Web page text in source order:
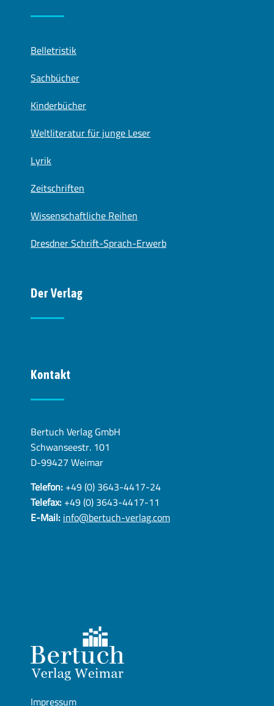
Belletristik
Sachbücher
Kinderbücher
Weltliteratur für junge Leser
Lyrik
Zeitschriften
Wissenschaftliche Reihen
Dresdner Schrift-Sprach-Erwerb
Der Verlag
Kontakt
Bertuch Verlag GmbH
Schwanseestr. 101
D-99427 Weimar
Telefon:+49 (0) 3643-4417-24
Telefax:+49 (0) 3643-4417-11
E-Mail:info@bertuch-verlag.com
Impressum